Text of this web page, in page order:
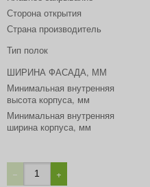
Сторона открытия
Страна производитель
Тип полок
ШИРИНА ФАСАДА, ММ
Минимальная внутренняя
высота корпуса, мм
Минимальная внутренняя
ширина корпуса, мм
− +